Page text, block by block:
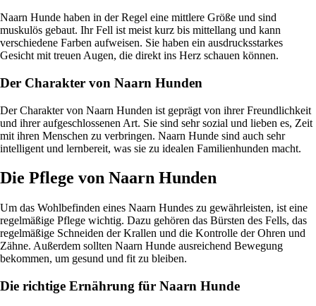
Naarn Hunde haben in der Regel eine mittlere Größe und sind
muskulös gebaut. Ihr Fell ist meist kurz bis mittellang und kann
verschiedene Farben aufweisen. Sie haben ein ausdrucksstarkes
Gesicht mit treuen Augen, die direkt ins Herz schauen können.
Der Charakter von Naarn Hunden
Der Charakter von Naarn Hunden ist geprägt von ihrer Freundlichkeit
und ihrer aufgeschlossenen Art. Sie sind sehr sozial und lieben es, Zeit
mit ihren Menschen zu verbringen. Naarn Hunde sind auch sehr
intelligent und lernbereit, was sie zu idealen Familienhunden macht.
Die Pflege von Naarn Hunden
Um das Wohlbefinden eines Naarn Hundes zu gewährleisten, ist eine
regelmäßige Pflege wichtig. Dazu gehören das Bürsten des Fells, das
regelmäßige Schneiden der Krallen und die Kontrolle der Ohren und
Zähne. Außerdem sollten Naarn Hunde ausreichend Bewegung
bekommen, um gesund und fit zu bleiben.
Die richtige Ernährung für Naarn Hunde